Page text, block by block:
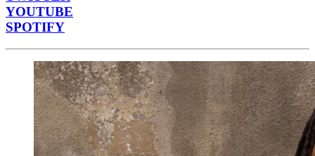
YOUTUBE
SPOTIFY